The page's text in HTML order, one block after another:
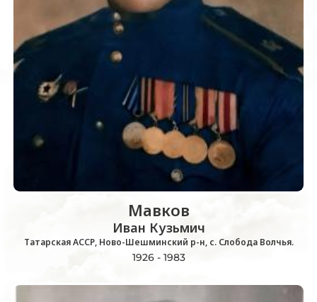
Мавков
Иван Кузьмич
Татарская АССР, Ново-Шешминский р-н, с. Слобода Волчья.
1926 - 1983